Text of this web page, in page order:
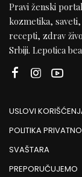
Pravi ženski
kozmetika,
recepti, zdrav
Srbiji. Lepotica
USLOVI
POLITIKA
SVAŠTARA
PREPORUČUJEMO